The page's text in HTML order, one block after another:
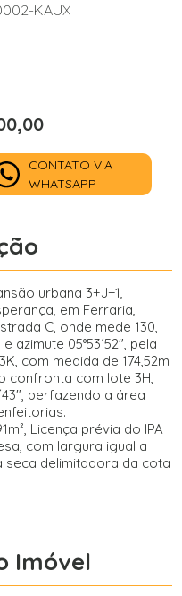
KAUX
CONTATO VIA
WHATSAPP
urbana 3+J+1,
em Ferraria,
C, onde mede 130,
azimute 05°53´52", pela
com medida de 174,52m
confronta com lote 3H,
perfazendo a área
Licença prévia do IPA
com largura igual a
seca delimitadora da cota
Imóvel